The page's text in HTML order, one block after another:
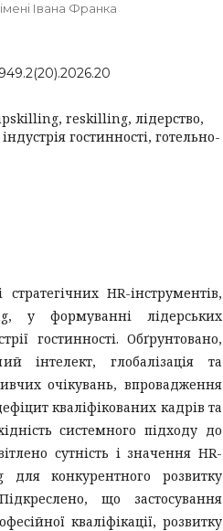
Івана Франка
reskilling, лідерство,
гостинності, готельно-
HR-інструментів,
у формуванні лідерських
гостинності. Обґрунтовано,
інтелект, глобалізація та
очікувань, впровадження
кваліфікованих кадрів та
системного підходу до
сутність і значення HR-
конкурентного розвитку
що застосування
кваліфікації, розвитку